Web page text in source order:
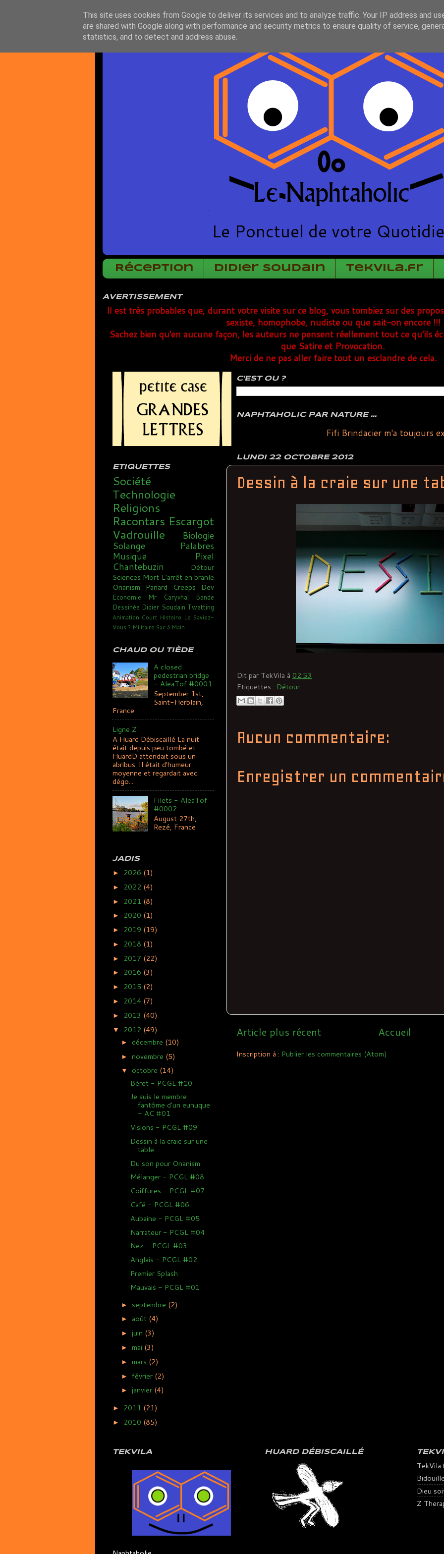
Le Ponctuel de votre
Réception Didier Soudain TekVila.fr
AVERTISSEMENT
Il est très probables que, durant votre visite sur ce blog, vous tombiez sur des
sexiste, homophobe, nudiste ou que sait-on encore !!!
Sachez bien qu'en aucune façon, les auteurs ne pensent réellement tout ce qu'ils
que Satire et Provocation.
Merci de ne pas aller faire tout un esclandre de cela.
C'EST OU ?
NAPHTAHOLIC PAR NATURE ...
Fifi Brindacier m'a toujours
LUNDI 22 OCTOBRE 2012
Dessin à la craie sur une
Dit par TekVila à 02:53
Etiquettes : Détour
Aucun commentaire:
Enregistrer un
Article plus récent Accueil
Inscription à : Publier les commentaires (Atom)
ETIQUETTES
Société
Technologie
Religions
Racontars Escargot
Vadrouille
Biologie
Solange
Palabres
Musique
Pixel
Chantebuzin
Détour
Sciences Mort L'arrêt en branle
Onanism
Panard Creeps Dev
Economie Mr Caryvhal
Bande
Dessinée Didier Soudain Twatting
Animation Court Histoire Le Saviez-
Vous ? Militaire Sac à Main
CHAUD OU TIÈDE
A closed
pedestrian bridge
- AleaTof #0001
September 1st,
Saint-Herblain,
France
Ligne Z
A Huard Débiscaillé La nuit
était depuis peu tombé et
HuardD attendait sous un
abribus. Il était d'humeur
moyenne et regardait avec
dégo...
Filets - AleaTof
#0002
August 27th,
Rezé, France
JADIS
► 2026 (1)
► 2022 (4)
► 2021 (8)
► 2020 (1)
► 2019 (19)
► 2018 (1)
► 2017 (22)
► 2016 (3)
► 2015 (2)
► 2014 (7)
► 2013 (40)
▼ 2012 (49)
► décembre (10)
►novembre (5)
▼ octobre (14)
Béret - PCGL #10
Je suis le membre
fantôme d'un eunuque
- AC #01
Visions - PCGL #09
Dessin à la craie sur une
table
Du son pour Onanism
Mélanger - PCGL #08
Coiffures - PCGL #07
Café - PCGL #06
Aubaine - PCGL #05
Narrateur - PCGL #04
Nez - PCGL #03
Anglais - PCGL #02
Premier Splash
Mauvais - PCGL #01
► septembre (2)
► août (4)
►juin (3)
►mai (3)
►mars (2)
►février (2)
►janvier (4)
► 2011 (21)
► 2010 (85)
TEKVILA HUARD DÉBISCAILLÉ
Dieu
Z
This site uses cookies from Google to deliver its services and to analyze traffic. Your IP address and
are shared with Google along with performance and security metrics to ensure quality of service,
statistics, and to detect and address abuse.